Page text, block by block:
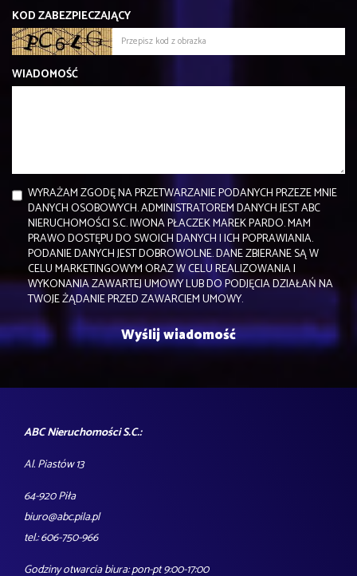
KOD ZABEZPIECZAJĄCY
WIADOMOŚĆ
WYRAŻAM ZGODĘ NA PRZETWARZANIE PODANYCH PRZEZE MNIE
DANYCH OSOBOWYCH. ADMINISTRATOREM DANYCH JEST ABC
NIERUCHOMOŚCI S.C. IWONA PŁACZEK MAREK PARDO. MAM
PRAWO DOSTĘPU DO SWOICH DANYCH I ICH POPRAWIANIA.
PODANIE DANYCH JEST DOBROWOLNE. DANE ZBIERANE SĄ W
CELU MARKETINGOWYM ORAZ W CELU REALIZOWANIA I
WYKONANIA ZAWARTEJ UMOWY LUB DO PODJĘCIA DZIAŁAŃ NA
TWOJE ŻĄDANIE PRZED ZAWARCIEM UMOWY.
ABC Nieruchomości S.C.:
Al. Piastów 13
64-920 Piła
biuro@abc.pila.pl
tel.: 606-750-966
Godziny otwarcia biura: pon-pt 9:00-17:00